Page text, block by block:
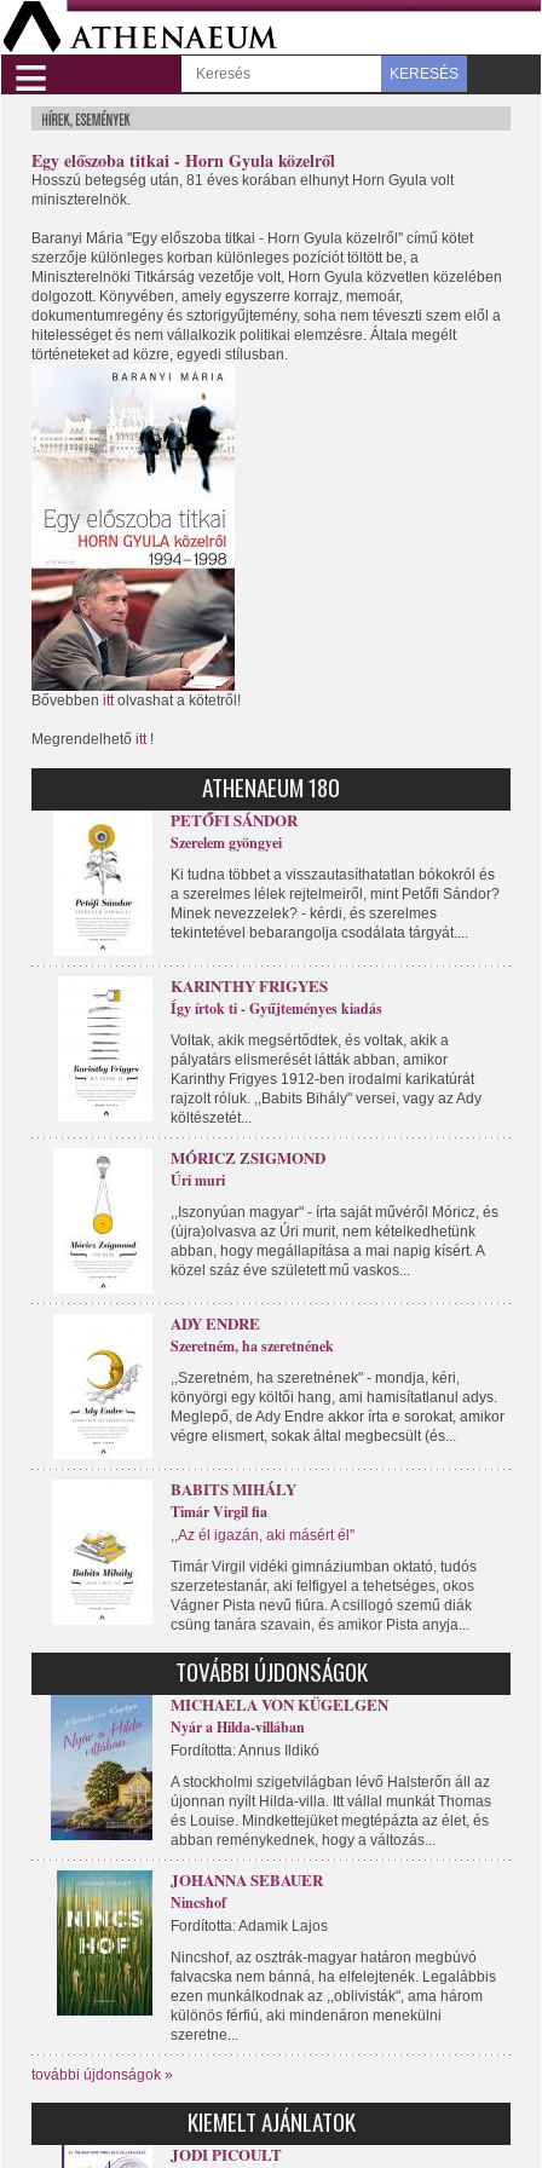
≡ KERESÉS
Egy előszoba titkai - Horn Gyula közelről
Hosszú betegség után, 81 éves korában elhunyt Horn Gyula volt
miniszterelnök.
Baranyi Mária "Egy előszoba titkai - Horn Gyula közelről" című kötet
szerzője különleges korban különleges pozíciót töltött be, a
Miniszterelnöki Titkárság vezetője volt, Horn Gyula közvetlen közelében
dolgozott. Könyvében, amely egyszerre korrajz, memoár,
dokumentumregény és sztorigyűjtemény, soha nem téveszti szem elől a
hitelességet és nem vállalkozik politikai elemzésre. Általa megélt
történeteket ad közre, egyedi stílusban.
Bővebben itt olvashat a kötetről!
Megrendelhető itt !
ATHENAEUM 180
PETŐFI SÁNDOR
Szerelem gyöngyei
Ki tudna többet a visszautasíthatatlan bókokról és
a szerelmes lélek rejtelmeiről, mint Petőfi Sándor?
Minek nevezzelek? - kérdi, és szerelmes
tekintetével bebarangolja csodálata tárgyát....
KARINTHY FRIGYES
Így írtok ti - Gyűjteményes kiadás
Voltak, akik megsértődtek, és voltak, akik a
pályatárs elismerését látták abban, amikor
Karinthy Frigyes 1912-ben irodalmi karikatúrát
rajzolt róluk. ,,Babits Bihály" versei, vagy az Ady
költészetét...
MÓRICZ ZSIGMOND
Úri muri
,,Iszonyúan magyar" - írta saját művéről Móricz, és
(újra)olvasva az Úri murit, nem kételkedhetünk
abban, hogy megállapítása a mai napig kísért. A
közel száz éve született mű vaskos...
ADY ENDRE
Szeretném, ha szeretnének
,,Szeretném, ha szeretnének" - mondja, kéri,
könyörgi egy költői hang, ami hamisítatlanul adys.
Meglepő, de Ady Endre akkor írta e sorokat, amikor
végre elismert, sokak által megbecsült (és...
BABITS MIHÁLY
Timár Virgil fia
,,Az él igazán, aki másért él"
Timár Virgil vidéki gimnáziumban oktató, tudós
szerzetestanár, aki felfigyel a tehetséges, okos
Vágner Pista nevű fiúra. A csillogó szemű diák
csüng tanára szavain, és amikor Pista anyja...
TOVÁBBI ÚJDONSÁGOK
MICHAELA VON KÜGELGEN
Nyár a Hilda-villában
Fordította: Annus Ildikó
A stockholmi szigetvilágban lévő Halsterőn áll az
újonnan nyílt Hilda-villa. Itt vállal munkát Thomas
és Louise. Mindkettejüket megtépázta az élet, és
abban reménykednek, hogy a változás...
JOHANNA SEBAUER
Nincshof
Fordította: Adamik Lajos
Nincshof, az osztrák-magyar határon megbúvó
falvacska nem bánná, ha elfelejtenék. Legalábbis
ezen munkálkodnak az ,,oblivisták", ama három
különös férfiú, aki mindenáron menekülni
szeretne...
további újdonságok »
KIEMELT AJÁNLATOK
JODI PICOULT